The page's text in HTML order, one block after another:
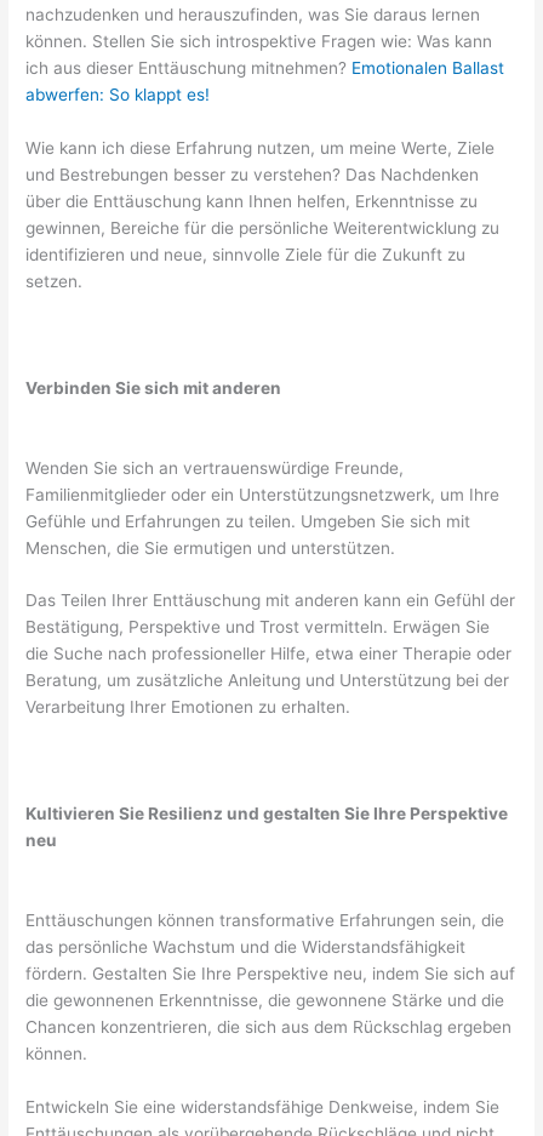
nachzudenken und herauszufinden, was Sie daraus lernen
können. Stellen Sie sich introspektive Fragen wie: Was kann
ich aus dieser Enttäuschung mitnehmen? Emotionalen Ballast
abwerfen: So klappt es!
Wie kann ich diese Erfahrung nutzen, um meine Werte, Ziele
und Bestrebungen besser zu verstehen? Das Nachdenken
über die Enttäuschung kann Ihnen helfen, Erkenntnisse zu
gewinnen, Bereiche für die persönliche Weiterentwicklung zu
identifizieren und neue, sinnvolle Ziele für die Zukunft zu
setzen.
Verbinden Sie sich mit anderen
Wenden Sie sich an vertrauenswürdige Freunde,
Familienmitglieder oder ein Unterstützungsnetzwerk, um Ihre
Gefühle und Erfahrungen zu teilen. Umgeben Sie sich mit
Menschen, die Sie ermutigen und unterstützen.
Das Teilen Ihrer Enttäuschung mit anderen kann ein Gefühl der
Bestätigung, Perspektive und Trost vermitteln. Erwägen Sie
die Suche nach professioneller Hilfe, etwa einer Therapie oder
Beratung, um zusätzliche Anleitung und Unterstützung bei der
Verarbeitung Ihrer Emotionen zu erhalten.
Kultivieren Sie Resilienz und gestalten Sie Ihre Perspektive
neu
Enttäuschungen können transformative Erfahrungen sein, die
das persönliche Wachstum und die Widerstandsfähigkeit
fördern. Gestalten Sie Ihre Perspektive neu, indem Sie sich auf
die gewonnenen Erkenntnisse, die gewonnene Stärke und die
Chancen konzentrieren, die sich aus dem Rückschlag ergeben
können.
Entwickeln Sie eine widerstandsfähige Denkweise, indem Sie